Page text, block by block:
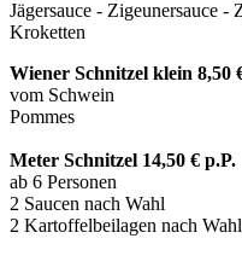
Jägersauce - Zigeunersauce -
Kroketten
Wiener Schnitzel klein 8,50
vom Schwein
Pommes
Meter Schnitzel 14,50 € p.P.
ab 6 Personen
2 Saucen nach Wahl
2 Kartoffelbeilagen nach Wahl